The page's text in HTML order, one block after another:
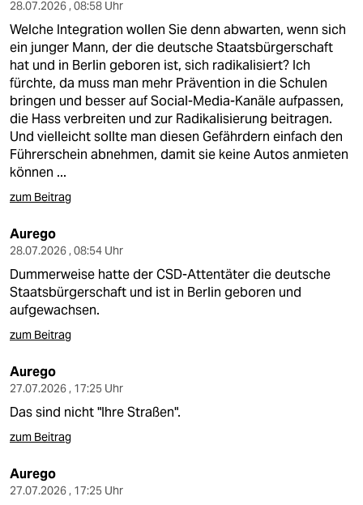
28.07.2026 , 08:58 Uhr
Welche Integration wollen Sie denn abwarten, wenn sich
ein junger Mann, der die deutsche Staatsbürgerschaft
hat und in Berlin geboren ist, sich radikalisiert? Ich
fürchte, da muss man mehr Prävention in die Schulen
bringen und besser auf Social-Media-Kanäle aufpassen,
die Hass verbreiten und zur Radikalisierung beitragen.
Und vielleicht sollte man diesen Gefährdern einfach den
Führerschein abnehmen, damit sie keine Autos anmieten
können ...
zum Beitrag
Aurego
28.07.2026 , 08:54 Uhr
Dummerweise hatte der CSD-Attentäter die deutsche
Staatsbürgerschaft und ist in Berlin geboren und
aufgewachsen.
zum Beitrag
Aurego
27.07.2026 , 17:25 Uhr
Das sind nicht "Ihre Straßen".
zum Beitrag
Aurego
27.07.2026 , 17:25 Uhr